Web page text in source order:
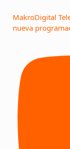
MakroDigital
nueva